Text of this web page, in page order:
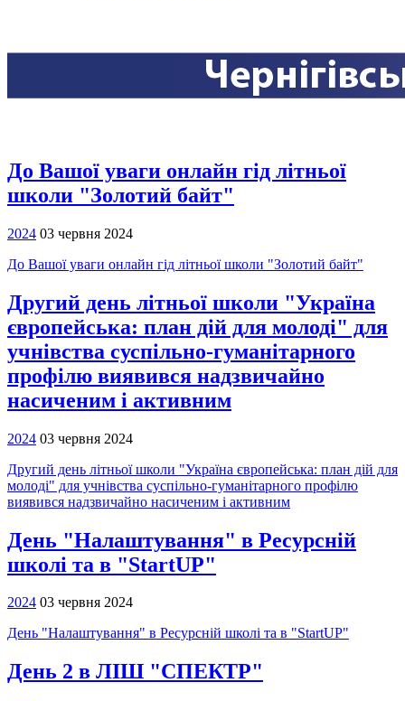
До Вашої уваги онлайн гід літньої
школи "Золотий байт"
2024 03 червня 2024
До Вашої уваги онлайн гід літньої школи "Золотий байт"
Другий день літньої школи "Україна
європейська: план дій для молоді" для
учнівства суспільно-гуманітарного
профілю виявився надзвичайно
насиченим і активним
2024 03 червня 2024
Другий день літньої школи "Україна європейська: план дій для
молоді" для учнівства суспільно-гуманітарного профілю
виявився надзвичайно насиченим і активним
День "Налаштування" в Ресурсній
школі та в "StartUP"
2024 03 червня 2024
День "Налаштування" в Ресурсній школі та в "StartUP"
День 2 в ЛІШ "СПЕКТР"